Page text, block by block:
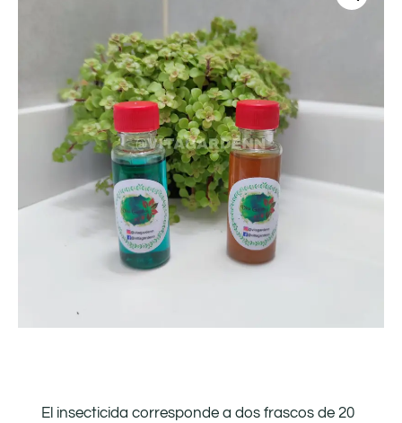
El insecticida corresponde a dos frascos de 20